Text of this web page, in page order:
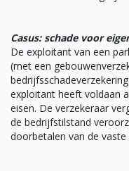
Casus: schade voor
De exploitant van een
(met een
exploitant heeft voldaan
eisen. De verzekeraar
de bedrijfstilstand
doorbetalen van de vaste